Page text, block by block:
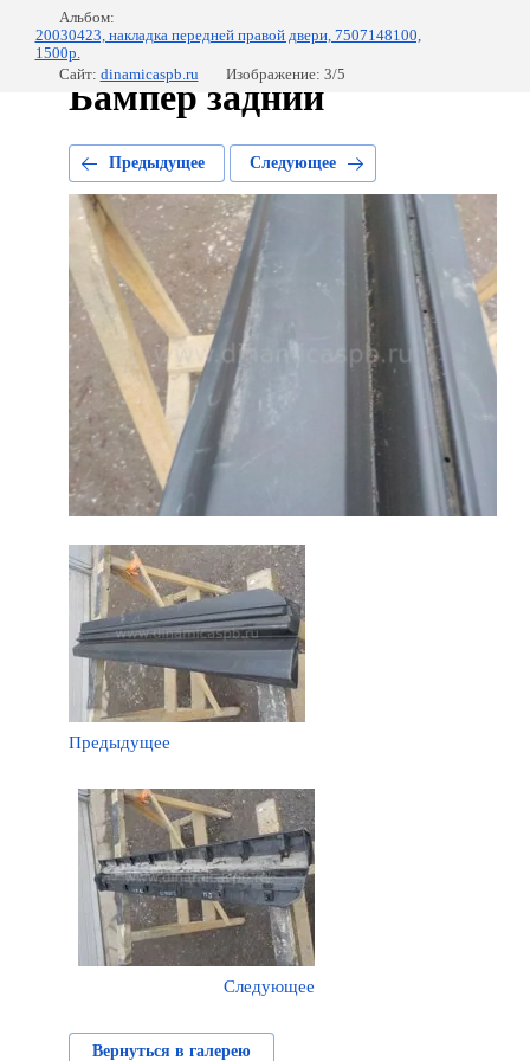
Альбом:
20030423, накладка передней правой двери, 7507148100,
1500р.
Сайт: dinamicaspb.ru Изображение: 3/5
Бампер задний
Предыдущее Следующее
Предыдущее
Следующее
Вернуться в галерею